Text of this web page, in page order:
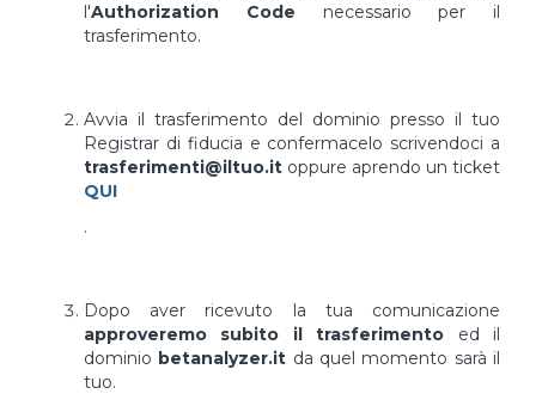
l'Authorization Code necessario per il
trasferimento.
Avvia il trasferimento del dominio presso il tuo
Registrar di fiducia e confermacelo scrivendoci a
trasferimenti@iltuo.it oppure aprendo un ticket
QUI
.
Dopo aver ricevuto la tua comunicazione
approveremo subito il trasferimento ed il
dominio betanalyzer.it da quel momento sarà il
tuo.